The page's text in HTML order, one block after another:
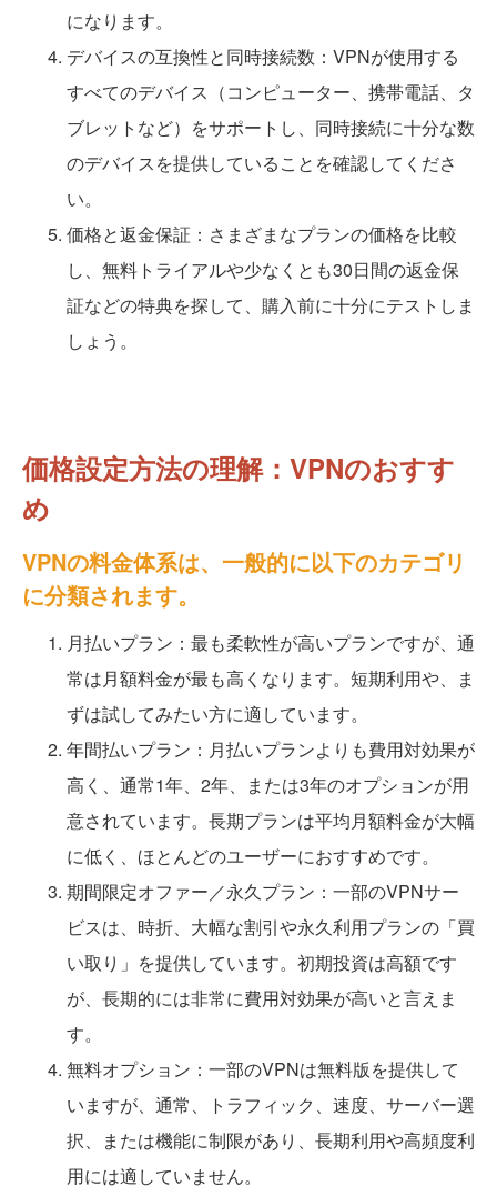
になります。
デバイスの互換性と同時接続数：VPNが使用する
すべてのデバイス（コンピューター、携帯電話、タ
ブレットなど）をサポートし、同時接続に十分な数
のデバイスを提供していることを確認してくださ
い。
価格と返金保証：さまざまなプランの価格を比較
し、無料トライアルや少なくとも30日間の返金保
証などの特典を探して、購入前に十分にテストしま
しょう。
価格設定方法の理解：VPNのおすす
め
VPNの料金体系は、一般的に以下のカテゴリ
に分類されます。
月払いプラン：最も柔軟性が高いプランですが、通
常は月額料金が最も高くなります。短期利用や、ま
ずは試してみたい方に適しています。
年間払いプラン：月払いプランよりも費用対効果が
高く、通常1年、2年、または3年のオプションが用
意されています。長期プランは平均月額料金が大幅
に低く、ほとんどのユーザーにおすすめです。
期間限定オファー／永久プラン：一部のVPNサー
ビスは、時折、大幅な割引や永久利用プランの「買
い取り」を提供しています。初期投資は高額です
が、長期的には非常に費用対効果が高いと言えま
す。
無料オプション：一部のVPNは無料版を提供して
いますが、通常、トラフィック、速度、サーバー選
択、または機能に制限があり、長期利用や高頻度利
用には適していません。